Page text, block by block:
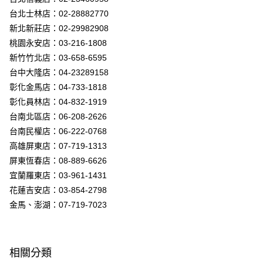
悠遊付
Google Pay
全盈+PAY
AFTEE先享後付
相關說明
【關於「AFTEE先享後付」】
AFTEE先享後付是「在收到商品之後才付款」的支付方式。 讓您購物簡單
便利好安心！
１．簡單：不需註冊會員、不需綁卡、不需儲值。
３．安心：先確認商品／服務後，再付款。
【「AFTEE先享後付」結帳流程】
１．於結帳方式選擇「AFTEE先享後付」後，將跳轉至「AFTEE先享後付」
結帳頁面，進行簡訊認證並確認金額後，即可完成結帳。
２．訂單成立數日內，您將收到繳費通知簡訊。
後付繳納相關費用。
ATM付款
運送方式
新竹貨運宅配
台北士林店：02-28882770
新北新莊店：02-29982908
桃園永安店：03-216-1808
新竹竹北店：03-658-6595
台中大隆店：04-23289158
彰化金馬店：04-733-1818
彰化員林店：04-832-1919
台南北區店：06-208-2626
台南民權店：06-222-0768
高雄屏東店：07-719-1313
屏東恆春店：08-889-6626
宜蘭羅東店：03-961-1431
花蓮吉安店：03-854-2798
金馬、澎湖：07-719-7023
相關分類